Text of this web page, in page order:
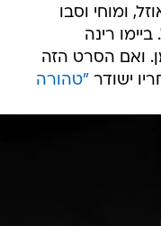
ומוחי וסבו
רינה
ואם הסרט הזה
ישודר "טהורה